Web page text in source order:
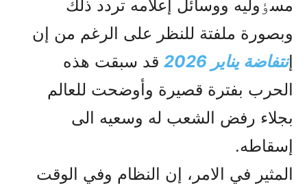
مسٶوليه ووسائل إعلامه تردد ذلك
وبصورة ملفتة للنظر على الرغم من إن
إنتفاضة يناير 2026
قد سبقت هذه
الحرب بفترة قصيرة وأوضحت للعالم
بجلاء رفض الشعب له وسعيه الى
إسقاطه.
المثير في الامر، إن النظام وفي الوقت